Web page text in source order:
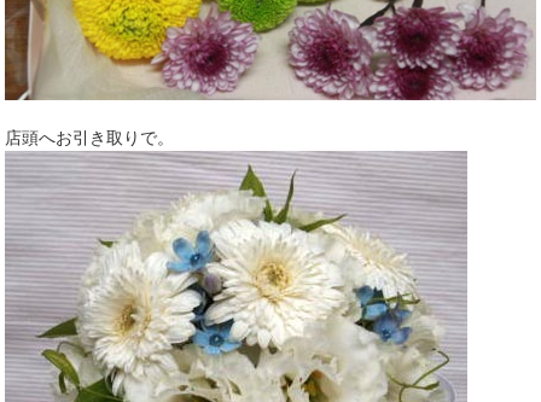
店頭へお引き取りで。